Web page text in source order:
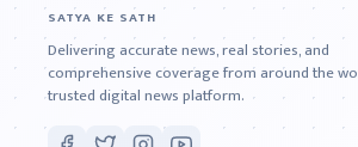
SATYA KE SATH
Delivering accurate news, real stories, and
comprehensive coverage from around the
trusted digital news platform.